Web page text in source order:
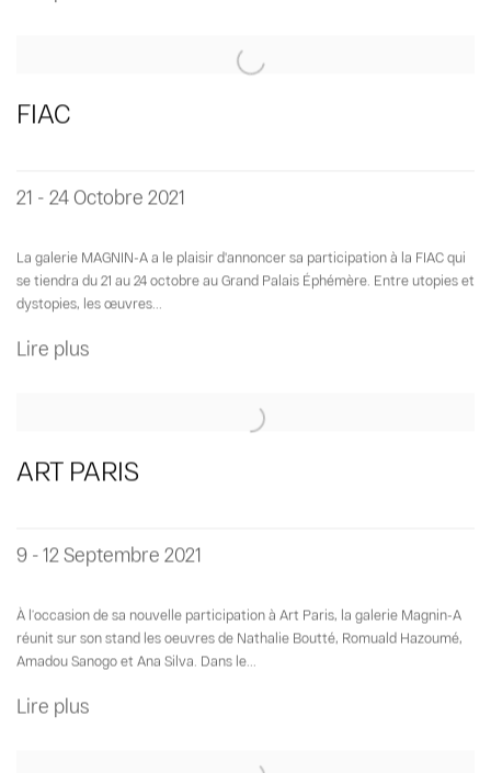
FIAC
21 - 24 Octobre 2021
La galerie MAGNIN-A a le plaisir d'annoncer sa participation à la FIAC qui
se tiendra du 21 au 24 octobre au Grand Palais Éphémère. Entre utopies et
dystopies, les œuvres...
Lire plus
ART PARIS
9 - 12 Septembre 2021
À l’occasion de sa nouvelle participation à Art Paris, la galerie Magnin-A
réunit sur son stand les oeuvres de Nathalie Boutté, Romuald Hazoumé,
Amadou Sanogo et Ana Silva. Dans le...
Lire plus